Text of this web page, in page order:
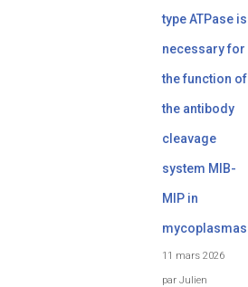
type ATPase is
necessary for
the function of
the antibody
cleavage
system MIB-
MIP in
mycoplasmas
11 mars 2026
par Julien